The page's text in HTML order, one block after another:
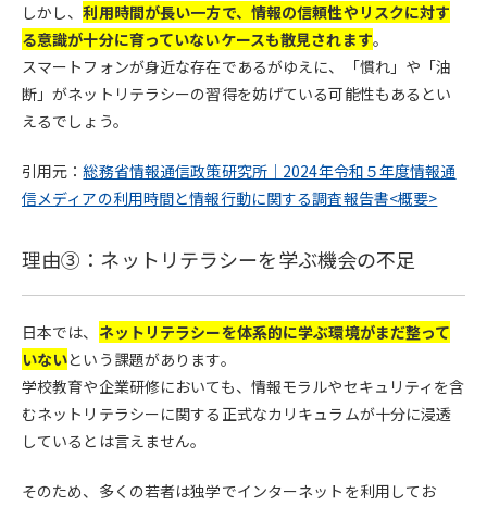
しかし、利用時間が長い一方で、情報の信頼性やリスクに対す
る意識が十分に育っていないケースも散見されます。
スマートフォンが身近な存在であるがゆえに、「慣れ」や「油
断」がネットリテラシーの習得を妨げている可能性もあるとい
えるでしょう。
引用元：総務省情報通信政策研究所｜2024年令和５年度情報通
信メディアの利用時間と情報行動に関する調査報告書<概要>
理由③：ネットリテラシーを学ぶ機会の不足
日本では、 ネットリテラシーを体系的に学ぶ環境がまだ整って
いないという課題があります。
学校教育や企業研修においても、情報モラルやセキュリティを含
むネットリテラシーに関する正式なカリキュラムが十分に浸透
しているとは言えません。
そのため、多くの若者は独学でインターネットを利用してお